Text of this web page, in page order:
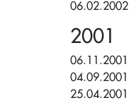
06.02.2002
2001
06.11.2001
04.09.2001
25.04.2001